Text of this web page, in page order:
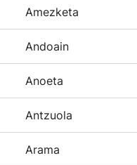
Amezketa
Andoain
Anoeta
Antzuola
Arama